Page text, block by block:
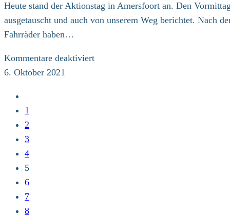
2021
Huaraz“
Heute stand der Aktionstag in Amersfoort an. Den
ausgetauscht und auch von unserem Weg berichtet. Nach
Fahrräder haben…
Kommentare deaktiviertfür
6. Oktober 2021
vorherigen
Seite
1
2
3
4
5
6
7
8